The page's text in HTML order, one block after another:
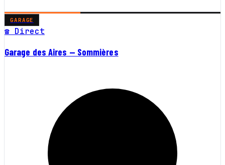
GARAGE
☎ Direct
Garage des Aires — Sommières